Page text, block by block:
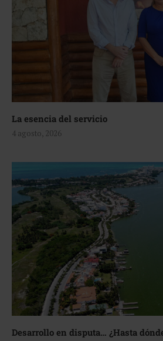
La esencia del servicio
4 agosto, 2026
Desarrollo en disputa… ¿Hasta